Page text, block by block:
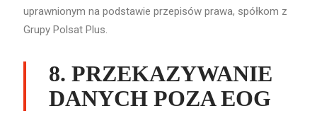
uprawnionym na podstawie przepisów prawa, spółkom z
Grupy Polsat Plus.
8. PRZEKAZYWANIE
DANYCH POZA EOG